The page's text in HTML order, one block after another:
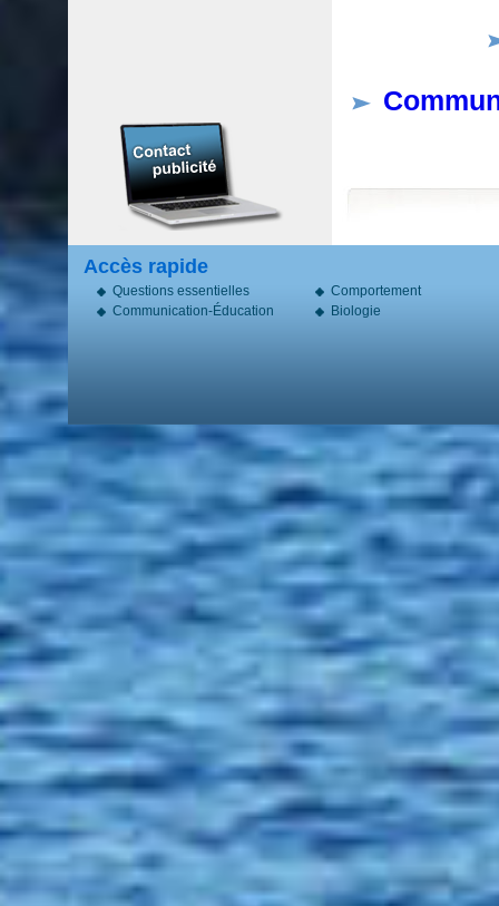
Accès rapide
Questions essentielles
Communication-Éducation
Comportement
Biologie